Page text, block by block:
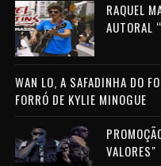
RAQUEL
AUTORAL
WAN LO, A SAFADINHA DO
FORRÓ DE KYLIE MINOGUE
VALORES"